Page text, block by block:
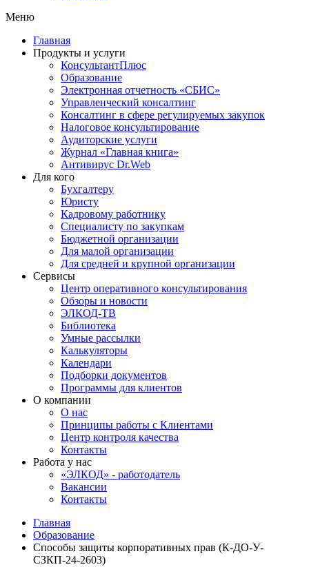
Меню
Главная
Продукты и услуги
КонсультантПлюс
Образование
Электронная отчетность «СБИС»
Управленческий консалтинг
Консалтинг в сфере регулируемых закупок
Налоговое консультирование
Аудиторские услуги
Журнал «Главная книга»
Антивирус Dr.Web
Для кого
Бухгалтеру
Юристу
Кадровому работнику
Специалисту по закупкам
Бюджетной организации
Для малой организации
Для средней и крупной организации
Сервисы
Центр оперативного консультирования
Обзоры и новости
ЭЛКОД-ТВ
Библиотека
Умные рассылки
Калькуляторы
Календари
Подборки документов
Программы для клиентов
О компании
О нас
Принципы работы с Клиентами
Центр контроля качества
Контакты
Работа у нас
«ЭЛКОД» - работодатель
Вакансии
Контакты
Главная
Образование
Способы защиты корпоративных прав (К-ДО-У-
СЗКП-24-2603)